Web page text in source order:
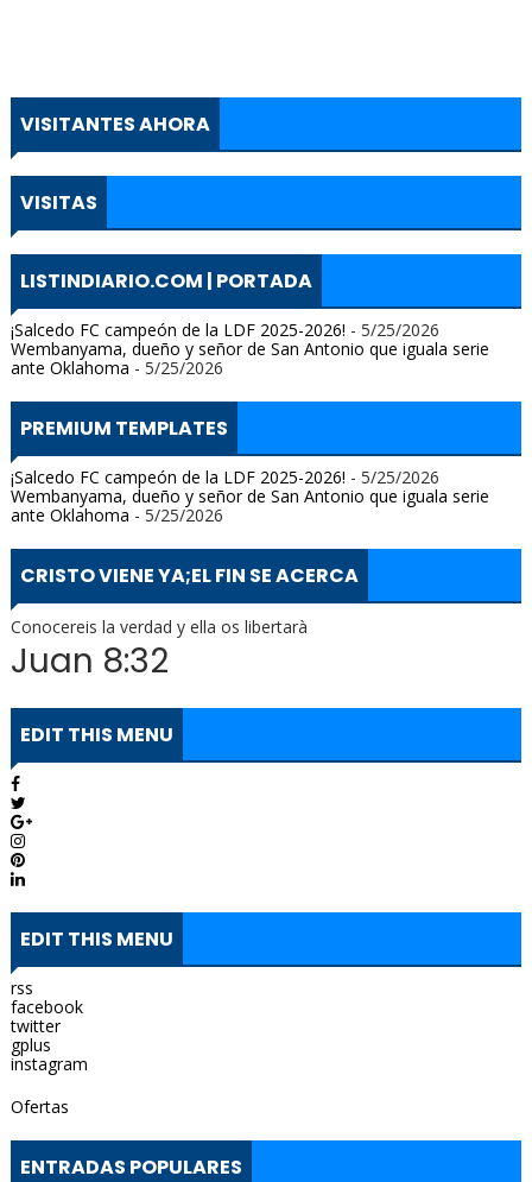
VISITANTES AHORA
VISITAS
LISTINDIARIO.COM | PORTADA
¡Salcedo FC campeón de la LDF 2025-2026! - 5/25/2026
Wembanyama, dueño y señor de San Antonio que iguala serie
ante Oklahoma - 5/25/2026
PREMIUM TEMPLATES
¡Salcedo FC campeón de la LDF 2025-2026! - 5/25/2026
Wembanyama, dueño y señor de San Antonio que iguala serie
ante Oklahoma - 5/25/2026
CRISTO VIENE YA;EL FIN SE ACERCA
Conocereis la verdad y ella os libertarà
Juan 8:32
EDIT THIS MENU
EDIT THIS MENU
rss
facebook
twitter
gplus
instagram
Ofertas
ENTRADAS POPULARES